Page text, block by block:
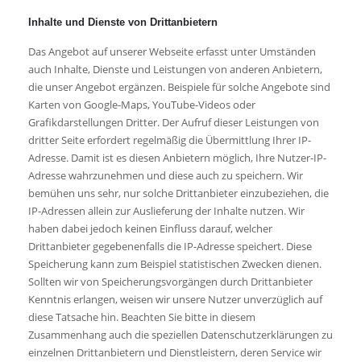
Inhalte und Dienste von Drittanbietern
Das Angebot auf unserer Webseite erfasst unter Umständen
auch Inhalte, Dienste und Leistungen von anderen Anbietern,
die unser Angebot ergänzen. Beispiele für solche Angebote sind
Karten von Google-Maps, YouTube-Videos oder
Grafikdarstellungen Dritter. Der Aufruf dieser Leistungen von
dritter Seite erfordert regelmäßig die Übermittlung Ihrer IP-
Adresse. Damit ist es diesen Anbietern möglich, Ihre Nutzer-IP-
Adresse wahrzunehmen und diese auch zu speichern. Wir
bemühen uns sehr, nur solche Drittanbieter einzubeziehen, die
IP-Adressen allein zur Auslieferung der Inhalte nutzen. Wir
haben dabei jedoch keinen Einfluss darauf, welcher
Drittanbieter gegebenenfalls die IP-Adresse speichert. Diese
Speicherung kann zum Beispiel statistischen Zwecken dienen.
Sollten wir von Speicherungsvorgängen durch Drittanbieter
Kenntnis erlangen, weisen wir unsere Nutzer unverzüglich auf
diese Tatsache hin. Beachten Sie bitte in diesem
Zusammenhang auch die speziellen Datenschutzerklärungen zu
einzelnen Drittanbietern und Dienstleistern, deren Service wir